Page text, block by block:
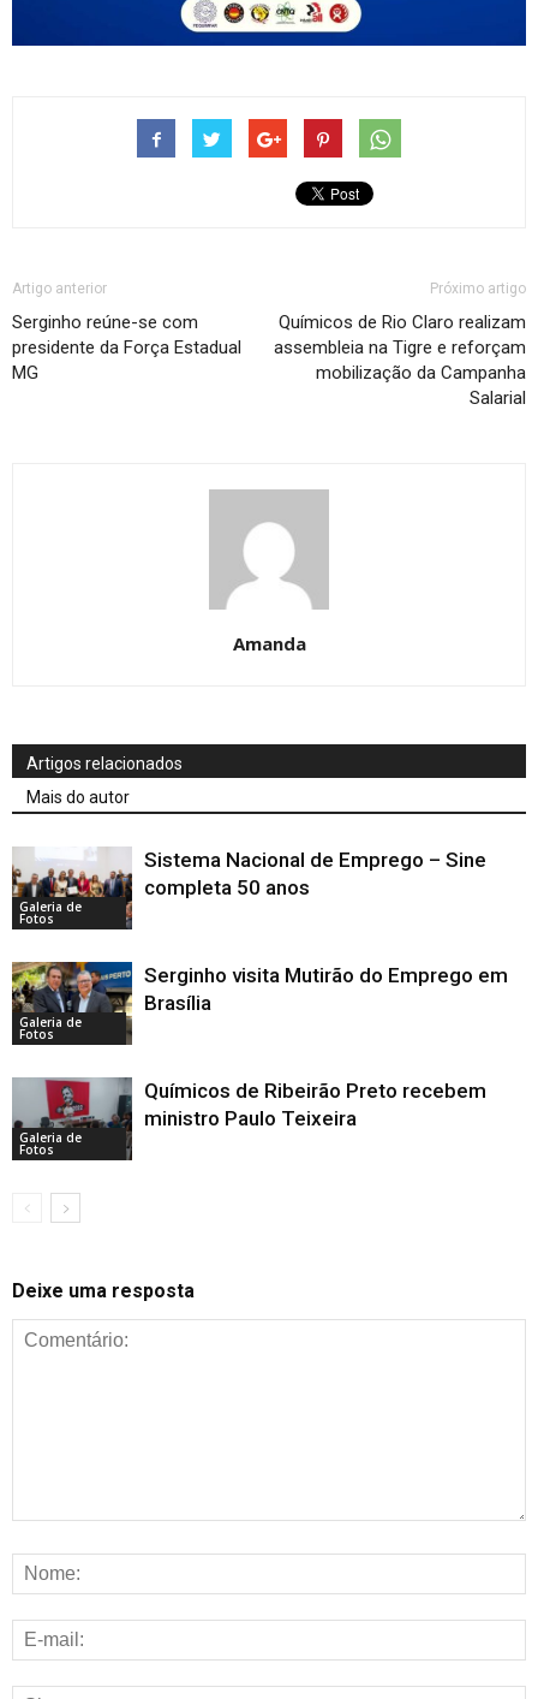
Artigo anterior
Serginho reúne-se com
presidente da Força Estadual
MG
Próximo artigo
Químicos de Rio Claro realizam
assembleia na Tigre e reforçam
mobilização da Campanha
Salarial
Amanda
Artigos relacionados
Mais do autor
Galeria de
Fotos
Sistema Nacional de Emprego – Sine
completa 50 anos
Galeria de
Fotos
Serginho visita Mutirão do Emprego em
Brasília
Galeria de
Fotos
Químicos de Ribeirão Preto recebem
ministro Paulo Teixeira
Deixe uma resposta